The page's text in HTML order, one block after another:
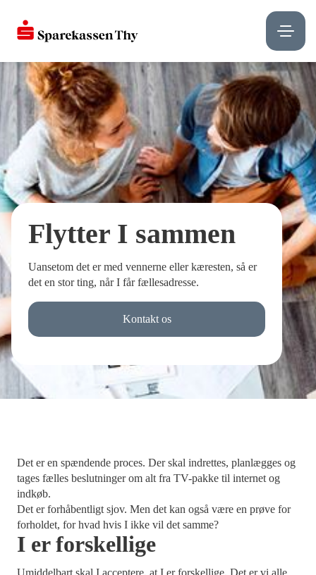
Flytter I sammen
Uansetom det er med vennerne eller kæresten, så er
det en stor ting, når I får fællesadresse.
Kontakt os
Det er en spændende proces. Der skal indrettes, planlægges og
tages fælles beslutninger om alt fra TV-pakke til internet og
indkøb.
Det er forhåbentligt sjov. Men det kan også være en prøve for
forholdet, for hvad hvis I ikke vil det samme?
I er forskellige
Umiddelbart skal I acceptere, at I er forskellige. Det er vi alle